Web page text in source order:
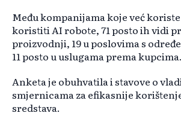
Među kompanijama koje već
koristiti AI robote, 71 posto ih vidi
proizvodnji, 19 u poslovima s
11 posto u uslugama prema kupcima.
Anketa je obuhvatila i stavove o
smjernicama za efikasnije
sredstava.